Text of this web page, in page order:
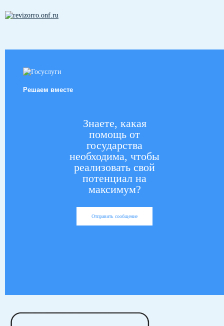
Решаем вместе
Знаете, какая
помощь от
государства
необходима, чтобы
реализовать свой
потенциал на
максимум?
Отправить сообщение